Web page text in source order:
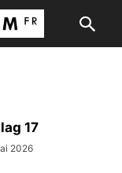
17
2026